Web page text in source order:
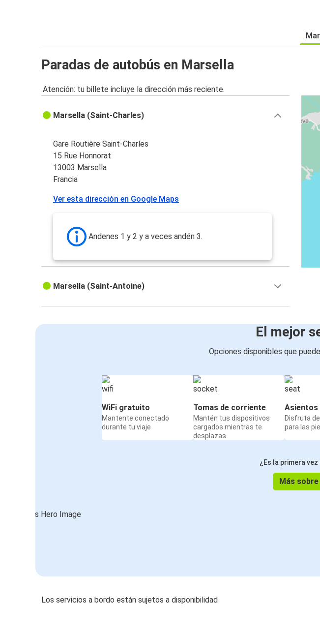
Paradas de autobús en Marsella
Atención: tu billete incluye la dirección más reciente.
Marsella (Saint-Charles)
Gare Routière Saint-Charles
15 Rue Honnorat
13003 Marsella
Francia
Ver esta dirección en Google Maps
Andenes 1 y 2 y a veces andén 3.
Marsella (Saint-Antoine)
El mejor
Opciones disponibles que
WiFi gratuito
Mantente conectado
durante tu viaje
Tomas de corriente
Mantén tus dispositivos
cargados mientras te
desplazas
Asientos
Disfruta
para las
¿Es la primera
Más
Los servicios a bordo están sujetos a disponibilidad